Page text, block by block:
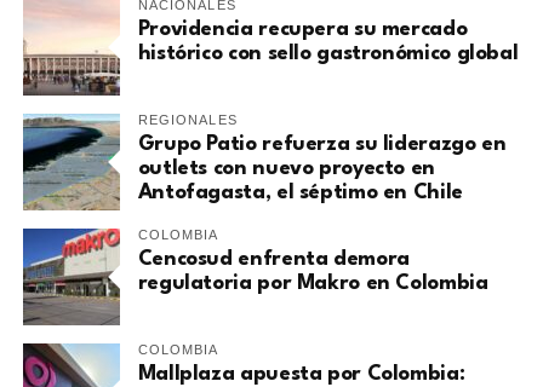
NACIONALES
Providencia recupera su mercado
histórico con sello gastronómico global
REGIONALES
Grupo Patio refuerza su liderazgo en
outlets con nuevo proyecto en
Antofagasta, el séptimo en Chile
COLOMBIA
Cencosud enfrenta demora
regulatoria por Makro en Colombia
COLOMBIA
Mallplaza apuesta por Colombia: